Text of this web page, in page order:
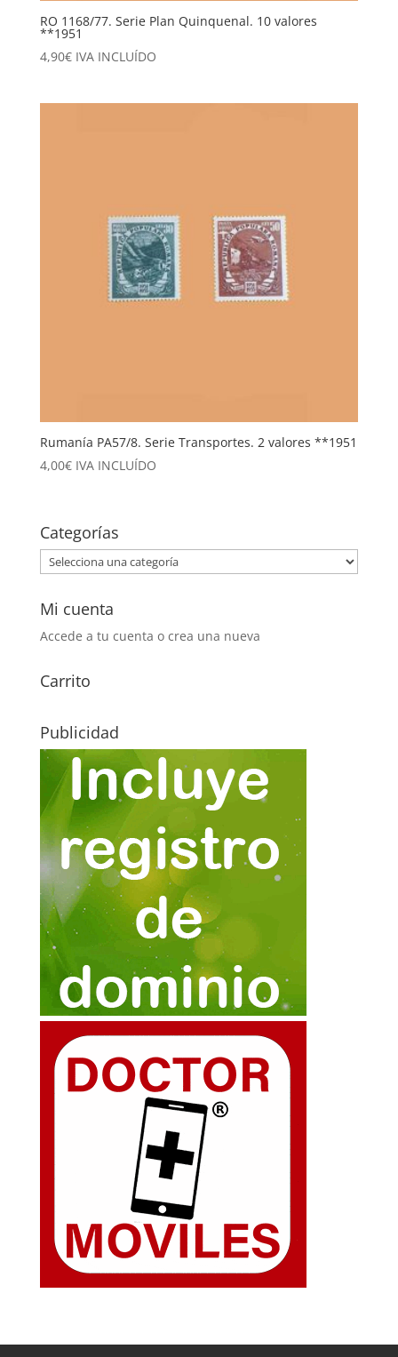
RO 1168/77. Serie Plan Quinquenal. 10 valores
**1951
4,90€ IVA INCLUÍDO
Rumanía PA57/8. Serie Transportes. 2 valores **1951
4,00€ IVA INCLUÍDO
Categorías
Mi cuenta
Accede a tu cuenta o crea una nueva
Carrito
Publicidad